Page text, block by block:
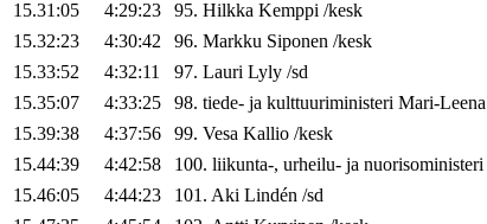
15.31:05
4:29:23 95. Hilkka Kemppi /kesk
15.32:23
4:30:42 96. Markku Siponen /kesk
15.33:52
4:32:11 97. Lauri Lyly /sd
15.35:07
4:33:25 98. tiede- ja kulttuuriministeri Mari-Leena
15.39:38
4:37:56 99. Vesa Kallio /kesk
15.44:39
4:42:58 100. liikunta-, urheilu- ja nuorisoministeri
15.46:05
4:44:23 101. Aki Lindén /sd